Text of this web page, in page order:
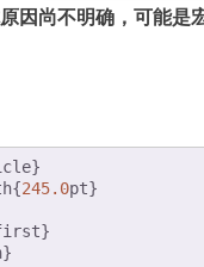
因尚不明确，可能是
245.0pt}